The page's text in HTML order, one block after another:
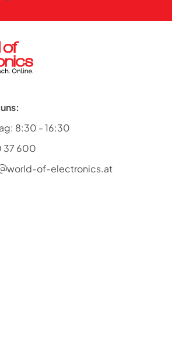
8:30 - 16:30
37 600
world-of-electronics.at